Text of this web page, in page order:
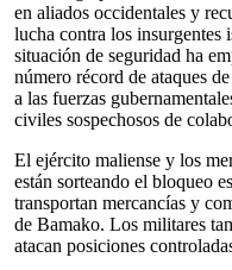
en aliados occidentales y
lucha contra los insurgentes
situación de seguridad ha
número récord de ataques
a las fuerzas
civiles sospechosos de
El ejército maliense y los
están sorteando el bloqueo
transportan mercancías y
de Bamako. Los militares
atacan posiciones